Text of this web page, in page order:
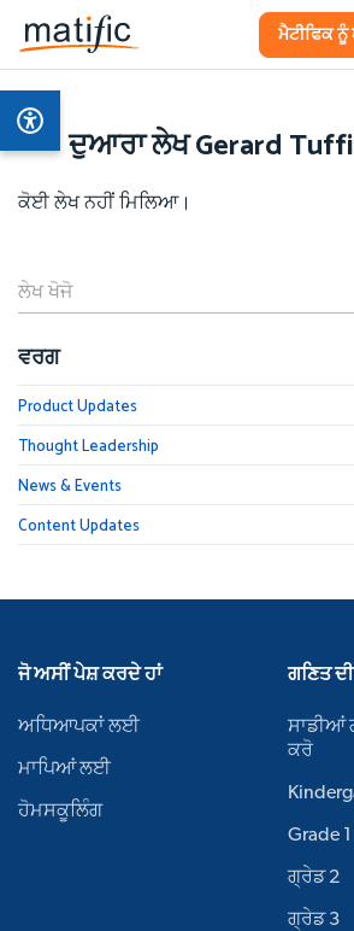
ਮੈਟੀਫਿਕ
ਦੁਆਰਾ ਲੇਖ Gerard
ਕੋਈ ਲੇਖ ਨਹੀਂ ਮਿਲਿਆ।
ਵਰਗ
Product Updates
Thought Leadership
News & Events
Content Updates
ਜੋ ਅਸੀਂ ਪੇਸ਼ ਕਰਦੇ ਹਾਂ
ਅਧਿਆਪਕਾਂ ਲਈ
ਮਾਪਿਆਂ ਲਈ
ਹੋਮਸਕੂਲਿੰਗ
ਗਣਿਤ
ਸਾਡੀਆਂ
ਕਰੋ
Grade 1
ਗ੍ਰੇਡ 2
ਗ੍ਰੇਡ 3